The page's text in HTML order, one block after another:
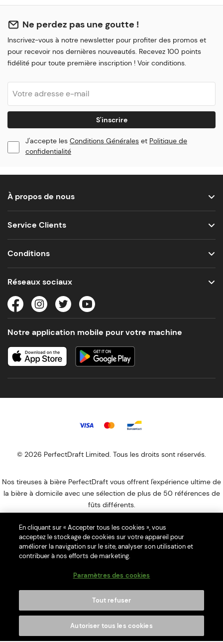
Ne perdez pas une goutte !
Inscrivez-vous à notre newsletter pour profiter des promos et
pour recevoir nos dernières nouveautés. Recevez 100 points
fidélité pour toute première inscription ! Voir conditions.
S'inscrire
J'accepte les Conditions Générales et Politique de
confidentialité
À propos de nous
Service Clients
Conditions
Réseaux sociaux
Notre application mobile pour votre machine
© 2026 PerfectDraft Limited. Tous les droits sont réservés.
Nos tireuses à bière PerfectDraft vous offrent l'expérience ultime de
la bière à domicile avec une sélection de plus de 50 références de
fûts différents.
Ecologic DEEE. Notre numéro UIN est FR044946_052XKI. Veuillez
visiter le site Webd'Ecologicpour savoir comment vous débarrasser
de votre DEEE ménagers.
L’abus d’alcool est dangereux pour la santé, à consommer avec
Merci de ne pas partager le contenu de ce site avec des mineurs. La
consommation d’alcool est vivement déconseillée aux femmes
enceintes. La vente d'alcool à des mineurs de moins de 18 ans est
interdite. En accédant à nos offres, vous déclarez avoir 18 ans
En cliquant sur « Accepter tous les cookies », vous
acceptez le stockage de cookies sur votre appareil pour
améliorer la navigation sur le site, analyser son utilisation et
contribuer à nos efforts de marketing.
Paramètres des cookies
Tout refuser
Autoriser tous les cookies